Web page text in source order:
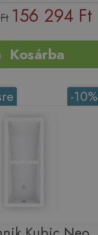
156 294 Ft
Kosárba
-10%